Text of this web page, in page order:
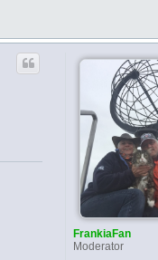
FrankiaFan
Moderator